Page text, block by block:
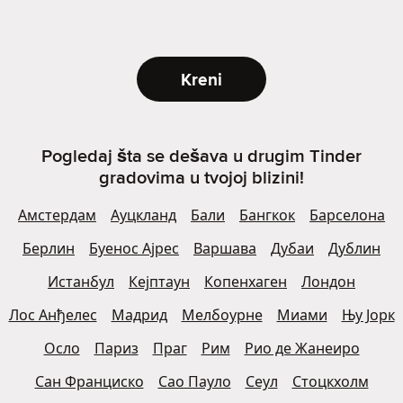
Kreni
Pogledaj šta se dešava u drugim Tinder
gradovima u tvojoj blizini!
Амстердам Ауцкланд Бали Бангкок
Барселона
Берлин
Буенос Ајрес Варшава Дубаи
Дублин
Истанбул
Кејптаун Копенхаген
Лондон
Лос Анђелес
Мадрид Мелбоурне Миами
Њу Јорк
Осло
Париз Праг Рим
Рио де Жанеиро
Сан Франциско
Сао Пауло Сеул
Стоцкхолм